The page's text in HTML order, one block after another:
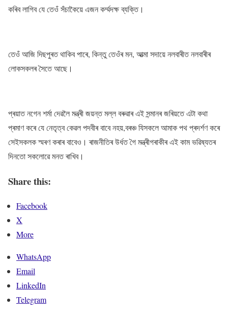
কৰিব লাগিব যে তেওঁ সঁচাকৈয়ে এজন কৰ্ম্মদক্ষ ব্যক্তি।
তেওঁ আজি দিছপুৰত থাকিব পাৰে, কিন্তু তেওঁৰ মন, আত্মা সদায়ে নলবাৰীত নলবাৰীৰ
লোকসকলৰ সৈতে আছে।
প্ৰয়াত নগেন শৰ্মা দেৱলৈ মন্ত্ৰী জয়ন্ত মল্ল বৰুৱাৰ এই সন্মানৰ জৰিয়তে এটা কথা
প্ৰমাণ কৰে যে নেতৃত্ব কেৱল পদবীৰ বাবে নহয়,বৰঞ্চ যিসকলে আমাক পথ প্ৰদৰ্শণ কৰে
সেইসকলক স্মৰণ কৰাৰ বাবেও। ৰাজনীতিৰ উৰ্ধত গৈ মন্ত্ৰীগৰাকীৰ এই কাম ভৱিষ্যতৰ
দিনতো সকলোৱে মনত ৰাখিব।
Share this:
Facebook
X
More
WhatsApp
Email
LinkedIn
Telegram